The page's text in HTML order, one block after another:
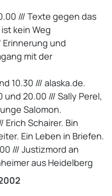
/// Texte gegen das
kein Weg
Erinnerung und
mit der
10.30 /// alaska.de.
und 20.00 /// Sally Perel,
Salomon.
Schairer. Bin
Ein Leben in Briefen.
/// Justizmord an
aus Heidelberg